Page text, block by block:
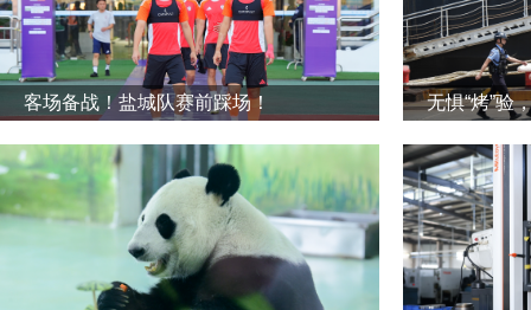
客场备战！盐城队赛前踩场！ 无惧“烤”验